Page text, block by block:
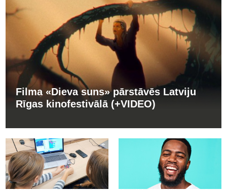
Filma «Dieva suns» pārstāvēs Latviju
Rīgas kinofestivālā (+VIDEO)